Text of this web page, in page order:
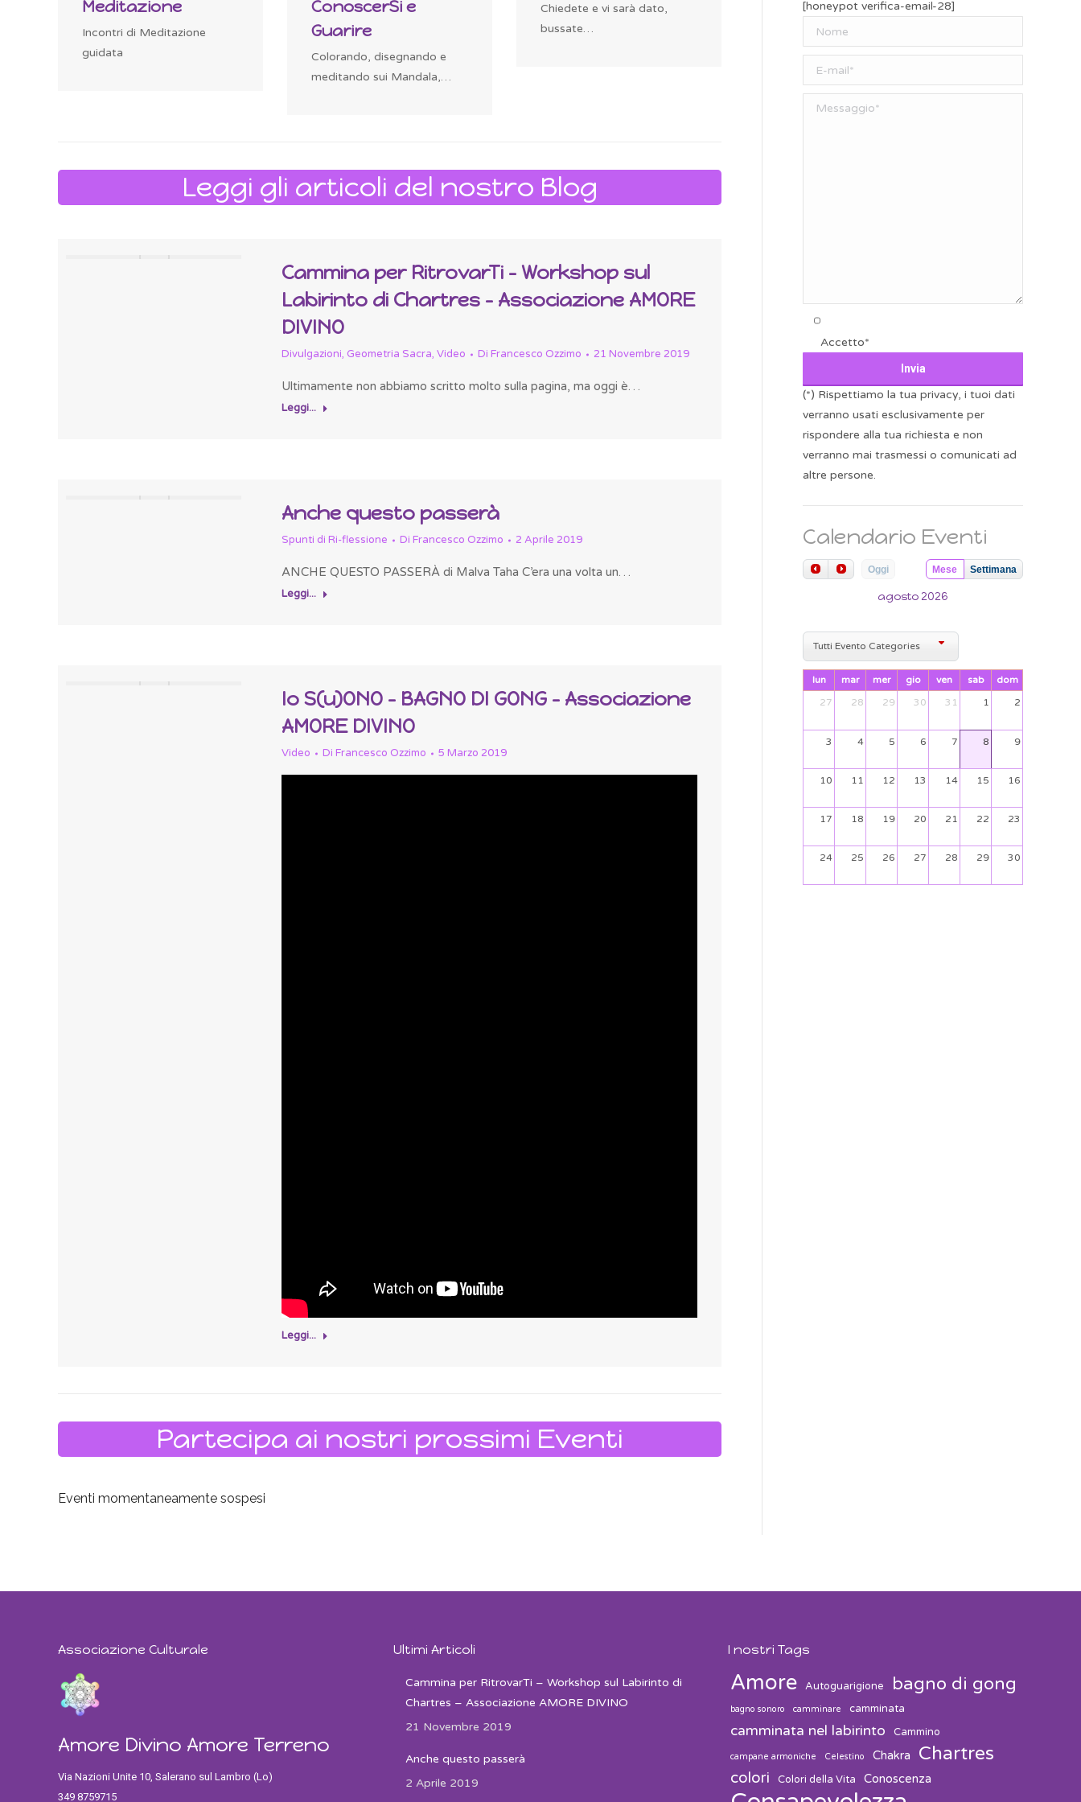
Meditazione
Incontri di Meditazione
guidata
ConoscerSi e
Guarire
Colorando, disegnando e
meditando sui Mandala,…
Chiedete e vi sarà dato,
bussate…
Il Per-Corso Evolutivo di
Caterina e…
Conosci e usa
Leggi gli articoli del nostro Blog
Cammina per RitrovarTi – Workshop sul
Labirinto di Chartres – Associazione AMORE
DIVINO
Divulgazioni, Geometria Sacra, Video Di Francesco Ozzimo 21 Novembre 2019
Ultimamente non abbiamo scritto molto sulla pagina, ma oggi è…
Leggi...
Anche questo passerà
Spunti di Ri-flessione Di Francesco Ozzimo 2 Aprile 2019
ANCHE QUESTO PASSERÀ di Malva Taha C’era una volta un…
Leggi...
Io S(u)ONO – BAGNO DI GONG – Associazione
AMORE DIVINO
Video Di Francesco Ozzimo 5 Marzo 2019
Leggi...
Partecipa ai nostri prossimi Eventi
Eventi momentaneamente sospesi
[honeypot verifica-email-28]
Accetto*
(*) Rispettiamo la tua privacy, i tuoi dati
verranno usati esclusivamente per
rispondere alla tua richiesta e non
verranno mai trasmessi o comunicati ad
altre persone.
Calendario Eventi
Oggi Mese Settimana
agosto 2026
Tutti Evento Categories
lun mar mer gio ven sab
dom
27
28 29 30 31 1 2
3 4 5 6 7 8 9
10 11 12 13 14 15 16
17 18 19 20 21 22 23
24 25 26 27 28 29 30
Associazione Culturale
Amore Divino Amore Terreno
Via Nazioni Unite 10, Salerano sul Lambro (Lo)
349 8759715
Ultimi Articoli
Cammina per RitrovarTi – Workshop sul Labirinto di
Chartres – Associazione AMORE DIVINO
21 Novembre 2019
Anche questo passerà
2 Aprile 2019
I nostri Tags
Amore Autoguarigione bagno di gong
bagno sonoro camminare camminata
camminata nel labirinto Cammino
campane armoniche Celestino Chakra Chartres
colori Colori della Vita Conoscenza